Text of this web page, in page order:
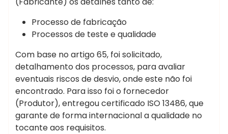
Processo de fabricação
Processos de teste e qualidade
Com base no artigo 65, foi solicitado,
detalhamento dos processos, para avaliar
eventuais riscos de desvio, onde este não foi
encontrado. Para isso foi o fornecedor
(Produtor), entregou certificado ISO 13486, que
garante de forma internacional a qualidade no
tocante aos requisitos.